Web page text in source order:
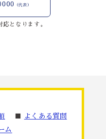
（代表）
となります。
よくある質問
ム